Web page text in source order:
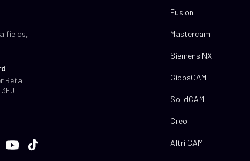
Retail
Fusion
Mastercam
Siemens NX
GibbsCAM
SolidCAM
Creo
Altri CAM